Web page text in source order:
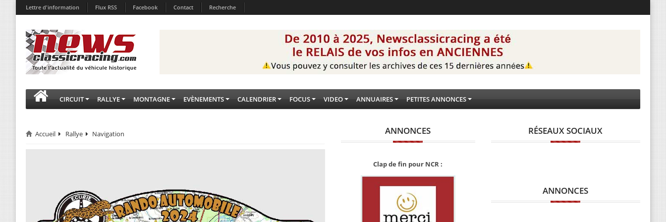
Lettre d'information Flux RSS Facebook Contact Recherche
CIRCUIT RALLYE MONTAGNE EVÈNEMENTS CALENDRIER FOCUS VIDEO ANNUAIRES PETITES ANNONCES
Accueil Rallye Navigation ANNONCES
Clap de fin pour NCR :
RÉSEAUX SOCIAUX
ANNONCES